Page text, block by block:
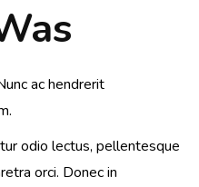
ac hendrerit
odio lectus, pellentesque
orci. Donec in